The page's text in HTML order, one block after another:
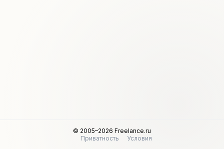
© 2005–2026 Freelance.ru
Приватность
Условия